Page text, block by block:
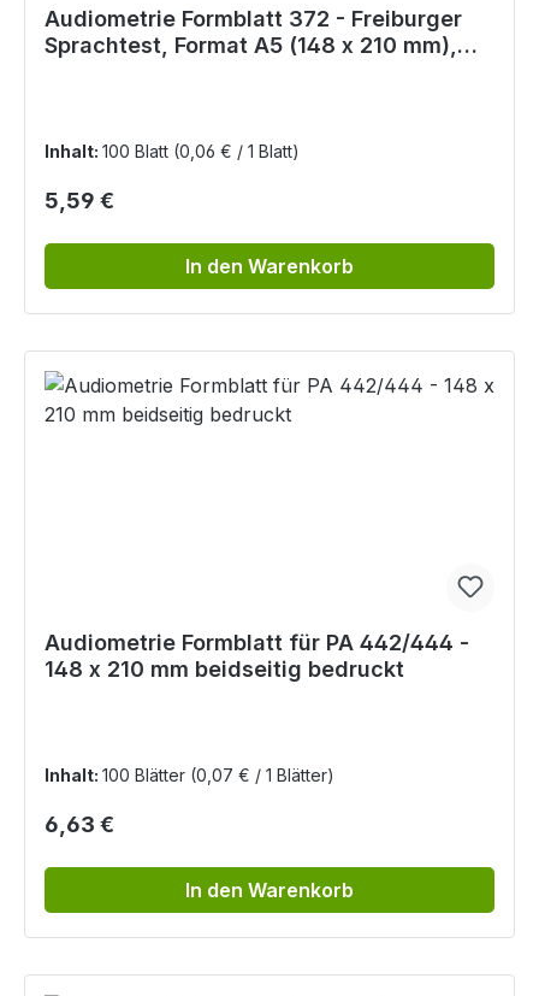
Audiometrie Formblatt 372 - Freiburger
Sprachtest, Format A5 (148 x 210 mm),
Inhalt: 100 Blatt (0,06 € / 1 Blatt)
Regulärer Preis:
5,59 €
In den Warenkorb
Audiometrie Formblatt für PA 442/444 -
148 x 210 mm beidseitig bedruckt
Inhalt: 100 Blätter (0,07 € / 1 Blätter)
Regulärer Preis:
6,63 €
In den Warenkorb